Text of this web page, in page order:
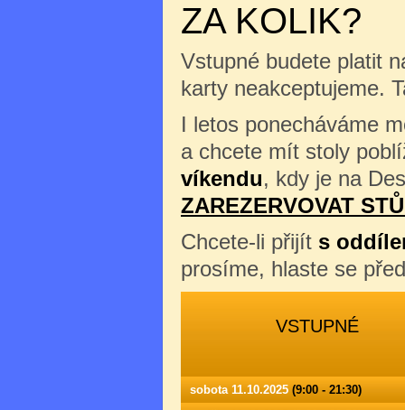
ZA KOLIK?
Vstupné budete platit
karty neakceptujeme.
I letos ponecháváme
a chcete mít stoly
víkendu, kdy je na
ZAREZERVOVAT
Chcete-li přijít s
prosíme, hlaste se
VSTUPNÉ
sobota 11.10.2025 (9:00 - 21:30)